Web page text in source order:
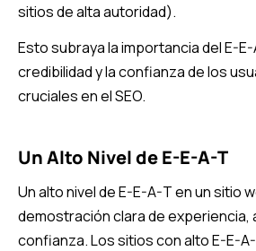
sitios de alta autoridad).
Esto subraya la importancia del E-
credibilidad y la confianza de los
cruciales en el SEO.
Un Alto Nivel de E-E-A-T
Un alto nivel de E-E-A-T en un sitio
demostración clara de experiencia,
confianza. Los sitios con alto E-E-